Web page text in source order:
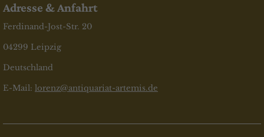
Adresse & Anfahrt
Ferdinand-Jost-Str. 20
04299 Leipzig
Deutschland
E-Mail: lorenz@antiquariat-artemis.de